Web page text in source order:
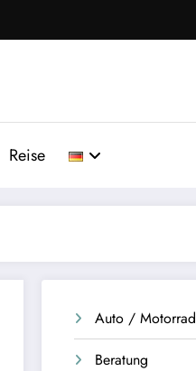
Reise
Auto / Motorrad
Beratung